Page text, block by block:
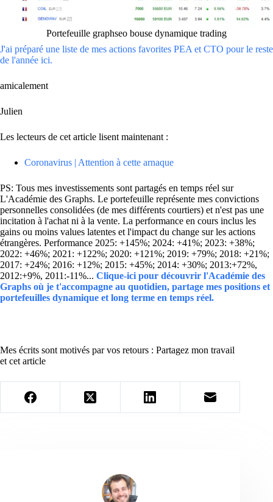
Portefeuille graphseo bouse dynamique trading
J'ai préparé une liste de mes actions favorites PEA et CTO pour le reste
de l'année ici.
amicalement
Julien
Les lecteurs de cet article lisent maintenant :
Coronavirus | Attention à cette arnaque
PS: Tous mes investissements sont partagés en temps réel sur
L'Académie des Graphs. Le portefeuille représente mes convictions
personnelles consolidées (de mes différents courtiers) et n'est pas une
incitation à l'achat ni à la vente. La performance en cours inclus les
gains ou moins values latentes et l'impact du change sur les actions
étrangères. Performance 2025: +145%; 2024: +41%; 2023: +38%;
2022: +46%; 2021: +122%; 2020: +121%; 2019: +79%; 2018: +21%;
2017: +24%; 2016: +12%; 2015: +45%; 2014: +30%; 2013:+72%,
2012:+9%, 2011:-11%... Clique-ici pour découvrir l'Académie des
Graphs où je t'accompagne au quotidien, partage mes positions et
portefeuilles dynamique et long terme en temps réel.
Mes écrits sont motivés par vos retours : Partagez mon travail
et cet article